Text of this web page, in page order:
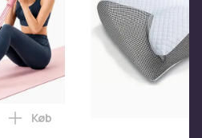
fokus: automatisk
Læg Mavetræner,6-rørs
Køb